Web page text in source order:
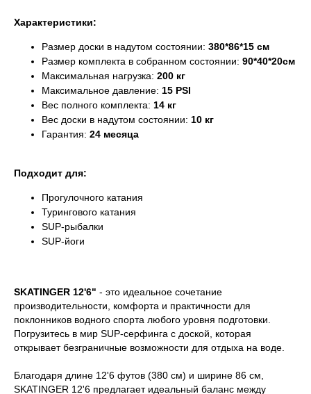
Характеристики:
Размер доски в надутом состоянии: 380*86*15 см
Размер комплекта в собранном состоянии: 90*40*20см
Максимальная нагрузка: 200 кг
Максимальное давление: 15 PSI
Вес полного комплекта: 14 кг
Вес доски в надутом состоянии: 10 кг
Гарантия: 24 месяца
Подходит для:
Прогулочного катания
Турингового катания
SUP-рыбалки
SUP-йоги
SKATINGER 12'6" - это идеальное сочетание
производительности, комфорта и практичности для
поклонников водного спорта любого уровня подготовки.
Погрузитесь в мир SUP-серфинга с доской, которая
открывает безграничные возможности для отдыха на воде.
Благодаря длине 12'6 футов (380 см) и ширине 86 см,
SKATINGER 12'6 предлагает идеальный баланс между